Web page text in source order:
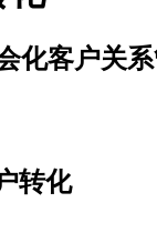
化客户关
转化